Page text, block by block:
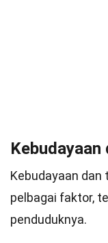
Kebudayaan
Kebudayaan dan
pelbagai faktor,
penduduknya.